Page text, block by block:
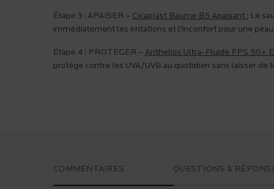
Étape 3 : APAISER – Cicaplast Baume B5 Apaisant : Le
immédiatement les irritations et l'inconfort pour une
Étape 4 : PROTÉGER – Anthelios Ultra-Fluide FPS 50+
protège contre les UVA/UVB au quotidien sans laisser de
COMMENTAIRES QUESTIONS &